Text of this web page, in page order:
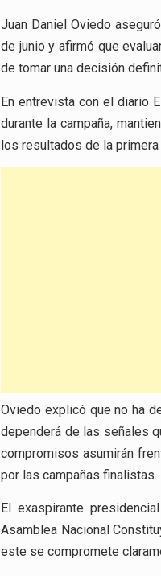
Juan Daniel Oviedo
de junio y afirmó que
de tomar una decisión
En entrevista con el diario
durante la campaña,
los resultados de la
Oviedo explicó que no ha
dependerá de las señales
compromisos asumirán
por las campañas finalistas.
El exaspirante
Asamblea Nacional
este se compromete